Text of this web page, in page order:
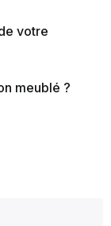
votre
meublé ?